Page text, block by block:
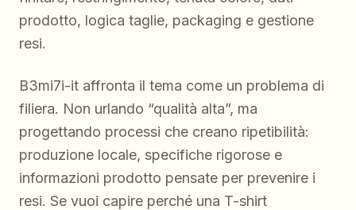
prodotto, logica taglie, packaging e gestione
resi.
B3mi7i-it affronta il tema come un problema di
filiera. Non urlando “qualità alta”, ma
progettando processi che creano ripetibilità:
produzione locale, specifiche rigorose e
informazioni prodotto pensate per prevenire i
resi. Se vuoi capire perché una T-shirt